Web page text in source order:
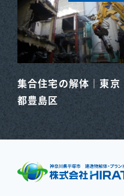
集合住宅の解体｜東京
都豊島区